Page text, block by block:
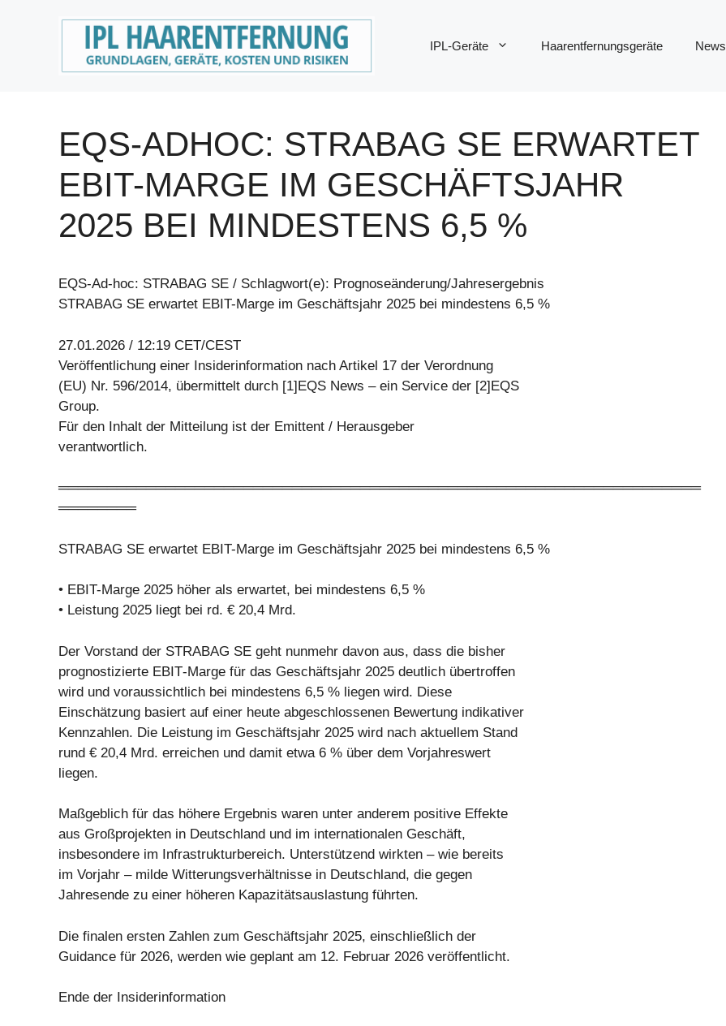
IPL-Geräte Haarentfernungsgeräte News
EQS-ADHOC: STRABAG SE ERWARTET
EBIT-MARGE IM GESCHÄFTSJAHR
2025 BEI MINDESTENS 6,5 %
EQS-Ad-hoc: STRABAG SE / Schlagwort(e): Prognoseänderung/Jahresergebnis
STRABAG SE erwartet EBIT-Marge im Geschäftsjahr 2025 bei mindestens 6,5 %
27.01.2026 / 12:19 CET/CEST
Veröffentlichung einer Insiderinformation nach Artikel 17 der Verordnung
(EU) Nr. 596/2014, übermittelt durch [1]EQS News – ein Service der [2]EQS
Group.
Für den Inhalt der Mitteilung ist der Emittent / Herausgeber
verantwortlich.
══════════════════════════════════════════════════════════════════
════════
STRABAG SE erwartet EBIT-Marge im Geschäftsjahr 2025 bei mindestens 6,5 %
• EBIT-Marge 2025 höher als erwartet, bei mindestens 6,5 %
• Leistung 2025 liegt bei rd. € 20,4 Mrd.
Der Vorstand der STRABAG SE geht nunmehr davon aus, dass die bisher
prognostizierte EBIT‑Marge für das Geschäftsjahr 2025 deutlich übertroffen
wird und voraussichtlich bei mindestens 6,5 % liegen wird. Diese
Einschätzung basiert auf einer heute abgeschlossenen Bewertung indikativer
Kennzahlen. Die Leistung im Geschäftsjahr 2025 wird nach aktuellem Stand
rund € 20,4 Mrd. erreichen und damit etwa 6 % über dem Vorjahreswert
liegen.
Maßgeblich für das höhere Ergebnis waren unter anderem positive Effekte
aus Großprojekten in Deutschland und im internationalen Geschäft,
insbesondere im Infrastrukturbereich. Unterstützend wirkten – wie bereits
im Vorjahr – milde Witterungsverhältnisse in Deutschland, die gegen
Jahresende zu einer höheren Kapazitätsauslastung führten.
Die finalen ersten Zahlen zum Geschäftsjahr 2025, einschließlich der
Guidance für 2026, werden wie geplant am 12. Februar 2026 veröffentlicht.
Ende der Insiderinformation